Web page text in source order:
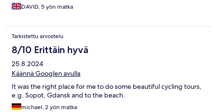
DAVID, 5 yön matka
Tarkistettu arvostelu
8/10 Erittäin hyvä
25.8.2024
Käännä Googlen avulla
It was the right place for me to do some beautiful cycling tours,
e.g. Sopot, Gdansk and to the beach.
michael, 2 yön matka